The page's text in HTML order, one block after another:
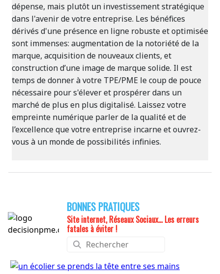
dépense, mais plutôt un investissement stratégique
dans l'avenir de votre entreprise. Les bénéfices
dérivés d'une présence en ligne robuste et optimisée
sont immenses: augmentation de la notoriété de la
marque, acquisition de nouveaux clients, et
construction d’une image de marque solide. Il est
temps de donner à votre TPE/PME le coup de pouce
nécessaire pour s'élever et prospérer dans un
marché de plus en plus digitalisé. Laissez votre
empreinte numérique parler de la qualité et de
l’excellence que votre entreprise incarne et ouvrez-
vous à un monde de possibilités infinies.
BONNES PRATIQUES
Site internet, Réseaux Sociaux... Les erreurs
fatales à éviter !